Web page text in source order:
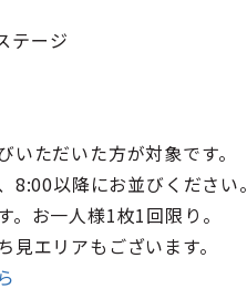
テージ
ただいた方が対象です。
以降にお並びください。
お一人様1枚1回限り。
エリアもございます。